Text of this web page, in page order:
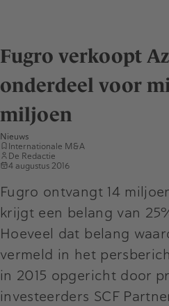
Fugro verkoopt
onderdeel voor
miljoen
Nieuws
Internationale M&A
De Redactie
4 augustus 2016
Fugro ontvangt 14
krijgt een belang van
Hoeveel dat belang
vermeld in het
in 2015 opgericht door
investeerders SCF